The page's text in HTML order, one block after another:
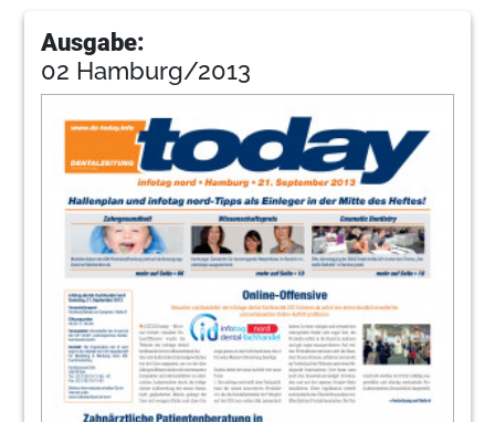
Ausgabe:
02 Hamburg/2013